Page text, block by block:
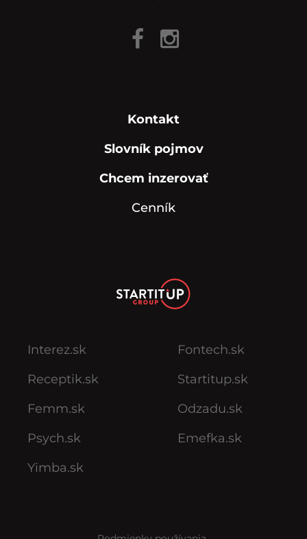
Kontakt
Slovník pojmov
Chcem inzerovať
Cenník
Interez.sk
Receptik.sk
Femm.sk
Psych.sk
Yimba.sk
Fontech.sk
Startitup.sk
Odzadu.sk
Emefka.sk